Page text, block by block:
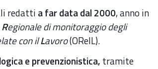
redatti a far data dal 2000, anno in
Regionale di monitoraggio degli
con ilLavoro(OReIL).
e prevenzionistica, tramite